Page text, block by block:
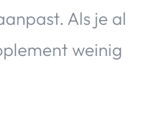
Als je al
weinig